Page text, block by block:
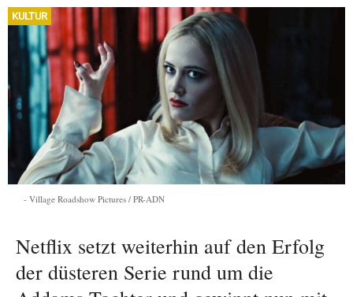
KULTUR
Village Roadshow Pictures / PR-ADN
Netflix setzt weiterhin auf den Erfolg
der düsteren Serie rund um die